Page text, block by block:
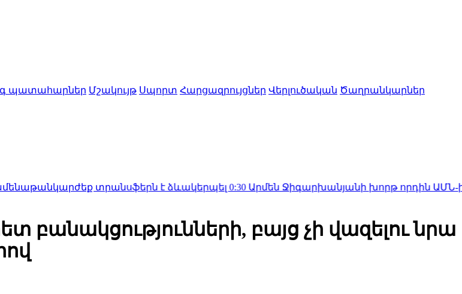
պատահարներ Մշակույթ Սպորտ Հարցազրույցներ Վերլուծական Ծաղրանկարներ
տրանսֆերն է ձևակերպել0:30Արմեն Ջիգարխանյանի խորթ որդին ԱՄՆ-ից
բայց չի վազելու նրա